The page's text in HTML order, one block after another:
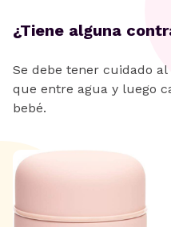
¿Tiene alguna
Se debe tener cuidado
que entre agua y luego
bebé.